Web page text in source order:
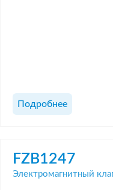
Подробнее
FZB1247
Электромагнитный